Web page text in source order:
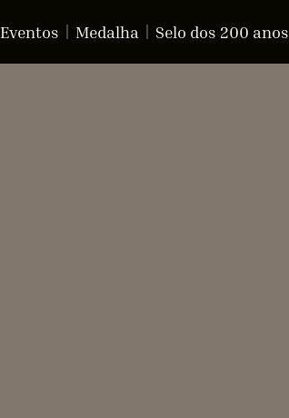
Eventos Medalha Selo dos 200 anos